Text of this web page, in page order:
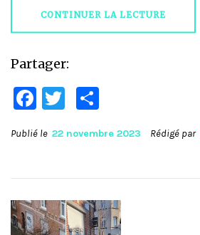
CONTINUER LA LECTURE
Partager:
Facebook
Twitter
Publié le 22 novembre 2023 Rédigé par